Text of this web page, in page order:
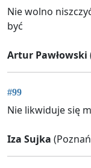
Nie wolno
być
Artur Pawłowski
#99
Nie likwiduje się
Iza Sujka